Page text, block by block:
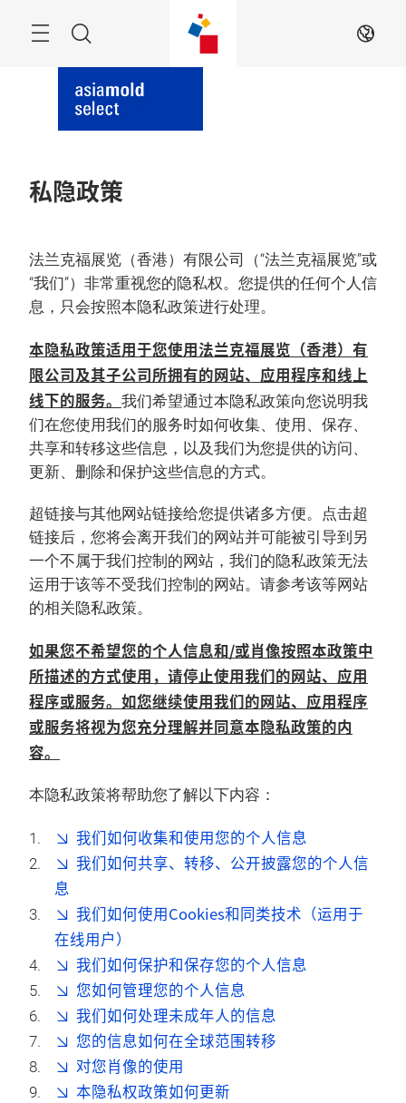
菜
索
ZH
私隐政策
法兰克福展览（香港）有限公司（“法兰克福展览”或
“我们”）非常重视您的隐私权。您提供的任何个人信
息，只会按照本隐私政策进行处理。
本隐私政策适用于您使用法兰克福展览（香港）有
限公司及其子公司所拥有的网站、应用程序和线上
线下的服务。 我们希望通过本隐私政策向您说明我
们在您使用我们的服务时如何收集、使用、保存、
共享和转移这些信息，以及我们为您提供的访问、
更新、删除和保护这些信息的方式。
超链接与其他网站链接给您提供诸多方便。点击超
链接后，您将会离开我们的网站并可能被引导到另
一个不属于我们控制的网站，我们的隐私政策无法
运用于该等不受我们控制的网站。请参考该等网站
的相关隐私政策。
如果您不希望您的个人信息和/或肖像按照本政策中
所描述的方式使用，请停止使用我们的网站、应用
程序或服务。如您继续使用我们的网站、应用程序
或服务将视为您充分理解并同意本隐私政策的内
容。
本隐私政策将帮助您了解以下内容：
我们如何收集和使用您的个人信息
我们如何共享、转移、公开披露您的个人信
息
我们如何使用Cookies和同类技术（运用于
在线用户）
我们如何保护和保存您的个人信息
您如何管理您的个人信息
我们如何处理未成年人的信息
您的信息如何在全球范围转移
对您肖像的使用
本隐私权政策如何更新